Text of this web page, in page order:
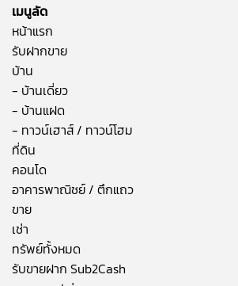
เมนูลัด
หน้าแรก
รับฝากขาย
บ้าน
- บ้านเดี่ยว
- บ้านแฝด
- ทาวน์เฮาส์ / ทาวน์โฮม
ที่ดิน
คอนโด
อาคารพาณิชย์ / ตึกแถว
ขาย
เช่า
ทรัพย์ทั้งหมด
รับขายฝาก Sub2Cash